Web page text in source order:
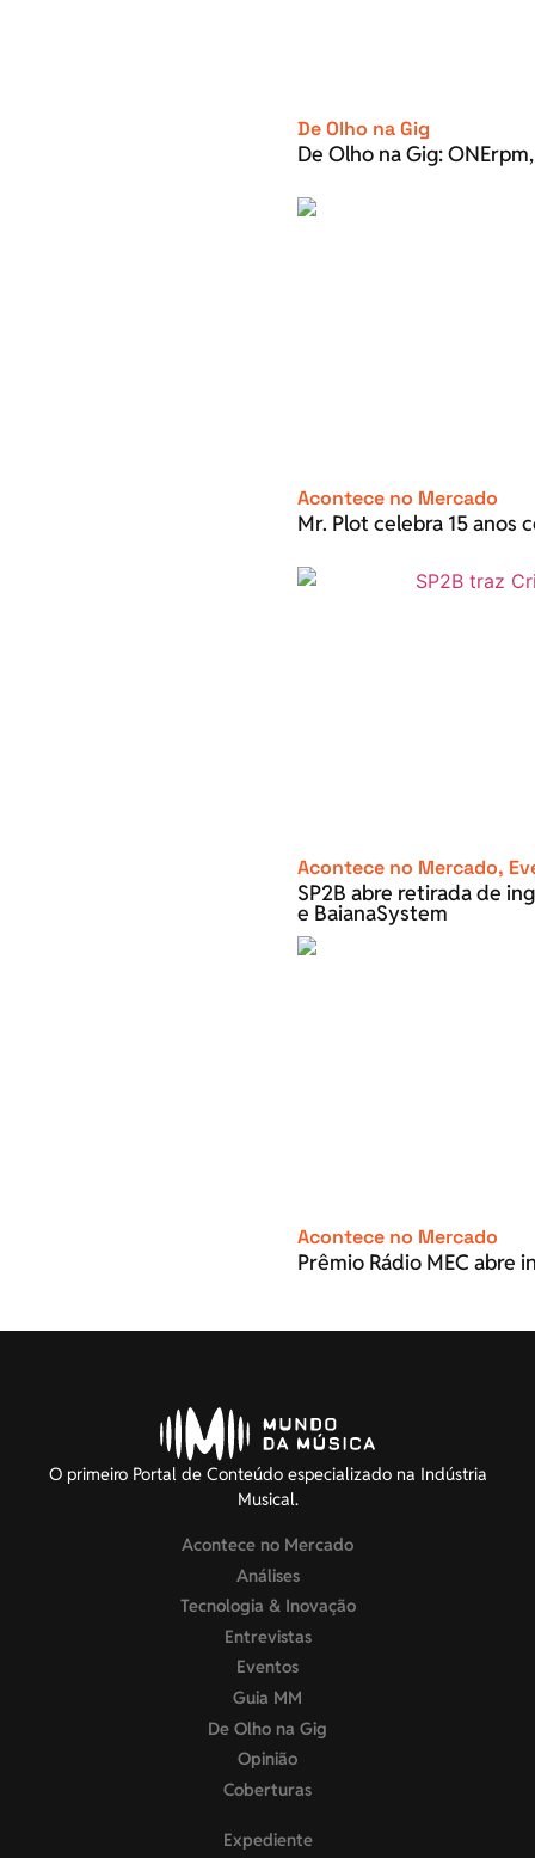
De Olho na Gig
De Olho na Gig:
Acontece no Mercado
Mr. Plot celebra 15
Acontece no Mercado,
SP2B abre retirada de
e BaianaSystem
Acontece no Mercado
Prêmio Rádio MEC abre
O primeiro Portal de Conteúdo especializado na Indústria
Musical.
Acontece no Mercado
Análises
Tecnologia & Inovação
Entrevistas
Eventos
Guia MM
De Olho na Gig
Opinião
Coberturas
Expediente